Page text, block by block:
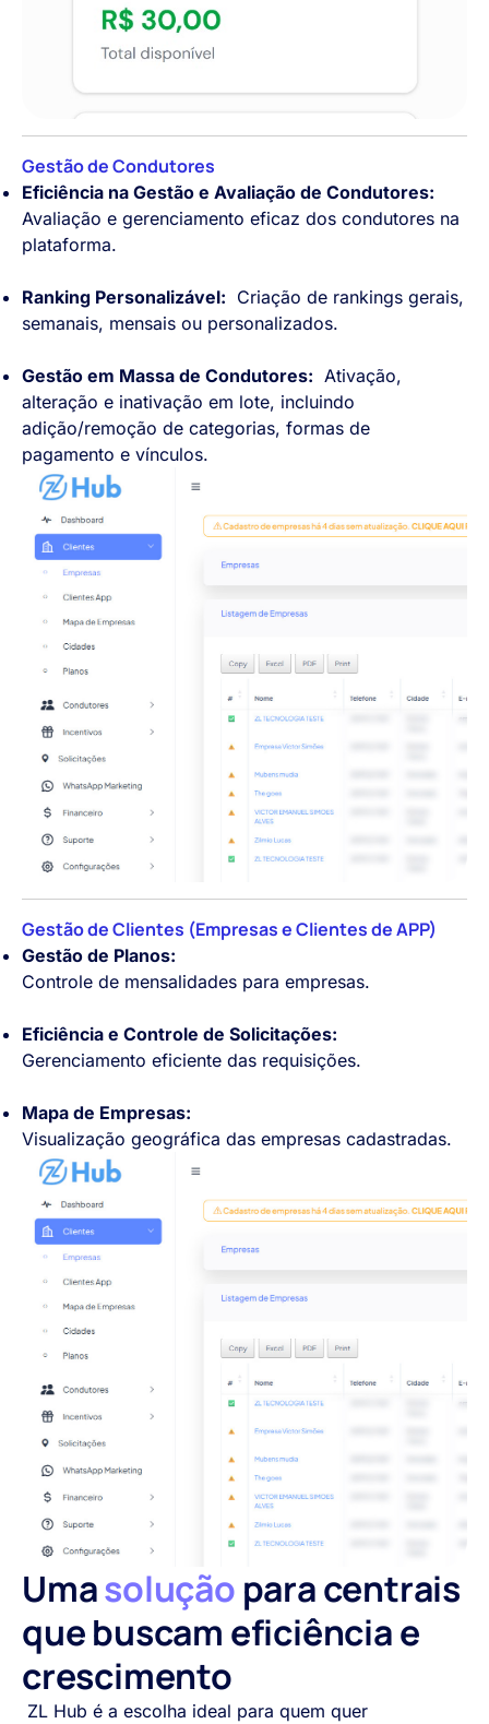
Umasolução para centrais
que buscam eficiência e
crescimento
ZL Hub é a escolha ideal para quem quer
Gestão de Clientes (Empresas e Clientes de APP)
Gestão de Planos:
Controle de mensalidades para empresas.
Eficiência e Controle de Solicitações:
Gerenciamento eficiente das requisições.
Mapa de Empresas:
Visualização geográfica das empresas cadastradas.
Gestão de Condutores
Eficiência na Gestão e Avaliação de Condutores:
Avaliação e gerenciamento eficaz dos condutores na
plataforma.
Ranking Personalizável: Criação de rankings gerais,
semanais, mensais ou personalizados.
Gestão em Massa de Condutores: Ativação,
alteração e inativação em lote, incluindo
adição/remoção de categorias, formas de
pagamento e vínculos.